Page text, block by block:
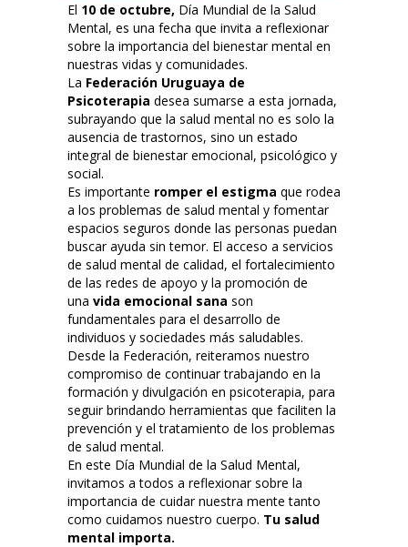
El 10 de octubre, Día Mundial de la Salud
Mental, es una fecha que invita a reflexionar
sobre la importancia del bienestar mental en
nuestras vidas y comunidades.
La Federación Uruguaya de
Psicoterapia desea sumarse a esta jornada,
subrayando que la salud mental no es solo la
ausencia de trastornos, sino un estado
integral de bienestar emocional, psicológico y
social.
Es importante romper el estigma que rodea
a los problemas de salud mental y fomentar
espacios seguros donde las personas puedan
buscar ayuda sin temor. El acceso a servicios
de salud mental de calidad, el fortalecimiento
de las redes de apoyo y la promoción de
una vida emocional sana son
fundamentales para el desarrollo de
individuos y sociedades más saludables.
Desde la Federación, reiteramos nuestro
compromiso de continuar trabajando en la
formación y divulgación en psicoterapia, para
seguir brindando herramientas que faciliten la
prevención y el tratamiento de los problemas
de salud mental.
En este Día Mundial de la Salud Mental,
invitamos a todos a reflexionar sobre la
importancia de cuidar nuestra mente tanto
como cuidamos nuestro cuerpo. Tu salud
mental importa.